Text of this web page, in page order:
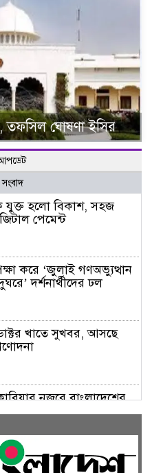
তফসিল ঘোষণা ইসির
যুক্ত হলো বিকাশ, সহজ
পেমেন্ট
করে ‘জুলাই গণঅভ্যুত্থান
দর্শনার্থীদের ঢল
খাতে সুখবর, আসছে
নজরে বাংলাদেশের
বড় বিনিয়োগ সম্ভাবনা
এলাকায় কৃষিতে নতুন দিগন্ত: